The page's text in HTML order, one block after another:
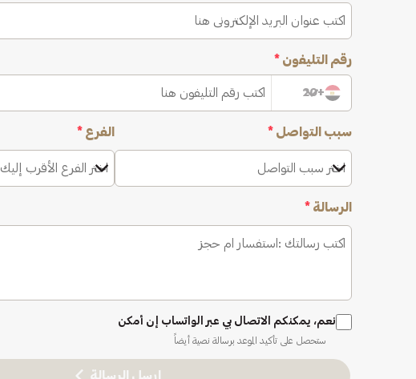
رقم التليفون *
+20
سبب التواصل *
اختر سبب التواصل
الفرع *
اختر الفرع الأقرب إليك
الرسالة *
نعم، يمكنكم الاتصال بي عبر الواتساب إن أمكن
ستحصل على تأكيد الموعد برسالة نصية أيضاً
ارسل الرسالة